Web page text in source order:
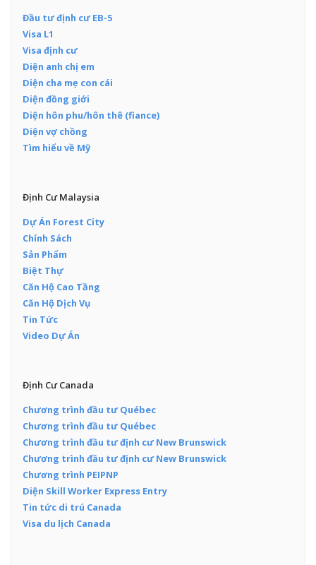
Đầu tư định cư EB-5
Visa L1
Visa định cư
Diện anh chị em
Diện cha mẹ con cái
Diện đồng giới
Diện hôn phu/hôn thê (fiance)
Diện vợ chồng
Tìm hiểu về Mỹ
Định Cư Malaysia
Dự Án Forest City
Chính Sách
Sản Phẩm
Biệt Thự
Căn Hộ Cao Tầng
Căn Hộ Dịch Vụ
Tin Tức
Video Dự Án
Định Cư Canada
Chương trình đầu tư Québec
Chương trình đầu tư Québec
Chương trình đầu tư định cư New Brunswick
Chương trình đầu tư định cư New Brunswick
Chương trình PEIPNP
Diện Skill Worker Express Entry
Tin tức di trú Canada
Visa du lịch Canada